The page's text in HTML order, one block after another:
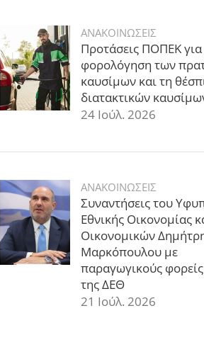
ΑΝΑΚΟΙΝΩΣΕΙΣ
Προτάσεις ΠΟΠΕΚ για
φορολόγηση των
καυσίμων και τη
διατακτικών
24 Ιούλ. 2026
ΑΝΑΚΟΙΝΩΣΕΙΣ
Συναντήσεις του
Εθνικής Οικονομίας
Οικονομικών
Μαρκόπουλου με
παραγωγικούς
της ΔΕΘ
21 Ιούλ. 2026